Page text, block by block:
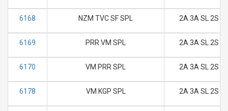
6168 NZM TVC SF SPL 2A 3A SL 2S
6169 PRR VM SPL 2A 3A SL 2S
6170 VM PRR SPL 2A 3A SL 2S
6178 VM KGP SPL 2A 3A SL 2S